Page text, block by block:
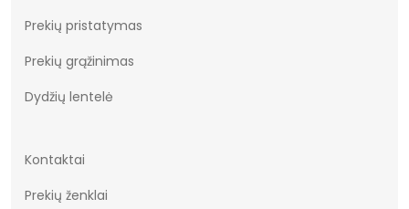
Prekių pristatymas
Prekių grąžinimas
Dydžių lentelė
Kontaktai
Prekių ženklai